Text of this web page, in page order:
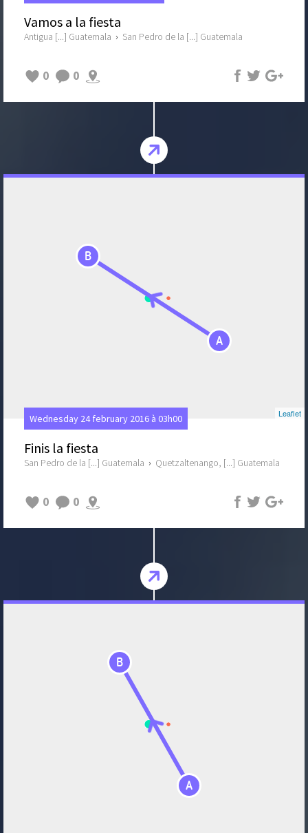
Vamos a la fiesta
Antigua [...] Guatemala › San Pedro de la [...] Guatemala
0 0
A
B
Leaflet
Wednesday 24 february 2016 à 03h00
Finis la fiesta
San Pedro de la [...] Guatemala › Quetzaltenango, [...] Guatemala
0 0
A
B